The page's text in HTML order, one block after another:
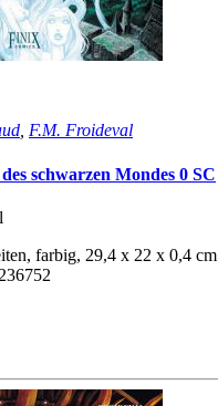
, F.M. Froideval
schwarzen Mondes 0 SC
farbig, 29,4 x 22 x 0,4 cm